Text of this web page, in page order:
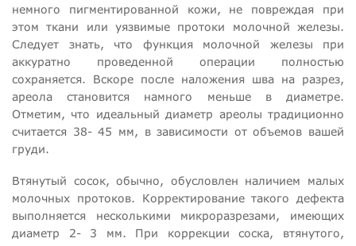
немного пигментированной кожи, не повреждая при
этом ткани или уязвимые протоки молочной железы.
Следует знать, что функция молочной железы при
аккуратно проведенной операции полностью
сохраняется. Вскоре после наложения шва на разрез,
ареола становится намного меньше в диаметре.
Отметим, что идеальный диаметр ареолы традиционно
считается 38- 45 мм, в зависимости от объемов вашей
груди.
Втянутый сосок, обычно, обусловлен наличием малых
молочных протоков. Корректирование такого дефекта
выполняется несколькими микроразрезами, имеющих
диаметр 2- 3 мм. При коррекции соска, втянутого,